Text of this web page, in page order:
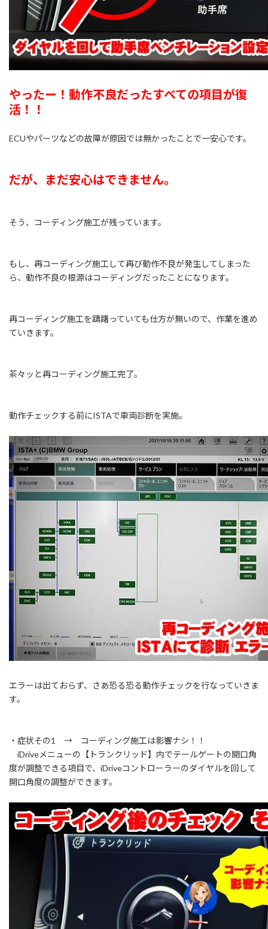
やったー！動作不良だったすべての項目が復
活！！
ECUやパーツなどの故障が原因では無かったことで一安心です。
だが、まだ安心はできません。
そう、コーディング施工が残っています。
もし、再コーディング施工して再び動作不良が発生してしまった
ら、動作不良の根源はコーディングだったことになります。
再コーディング施工を躊躇っていても仕方が無いので、作業を進め
ていきます。
茶々ッと再コーディング施工完了。
動作チェックする前にISTAで車両診断を実施。
エラーは出ておらず、さあ恐る恐る動作チェックを行なっていきま
す。
・症状その1 → コーディング施工は影響ナシ！！
iDriveメニューの【トランクリッド】内でテールゲートの開口角
度が調整できる項目で、iDriveコントローラーのダイヤルを回して
開口角度の調整ができます。